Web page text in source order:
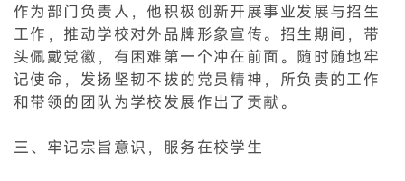
作为部门负责人，他积极创新开展事业发展与招生
工作，推动学校对外品牌形象宣传。招生期间，带
头佩戴党徽，有困难第一个冲在前面。随时随地牢
记使命，发扬坚韧不拔的党员精神，所负责的工作
和带领的团队为学校发展作出了贡献。
三、牢记宗旨意识，服务在校学生